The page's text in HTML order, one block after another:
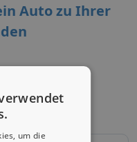
Auto zu Ihrer
um die